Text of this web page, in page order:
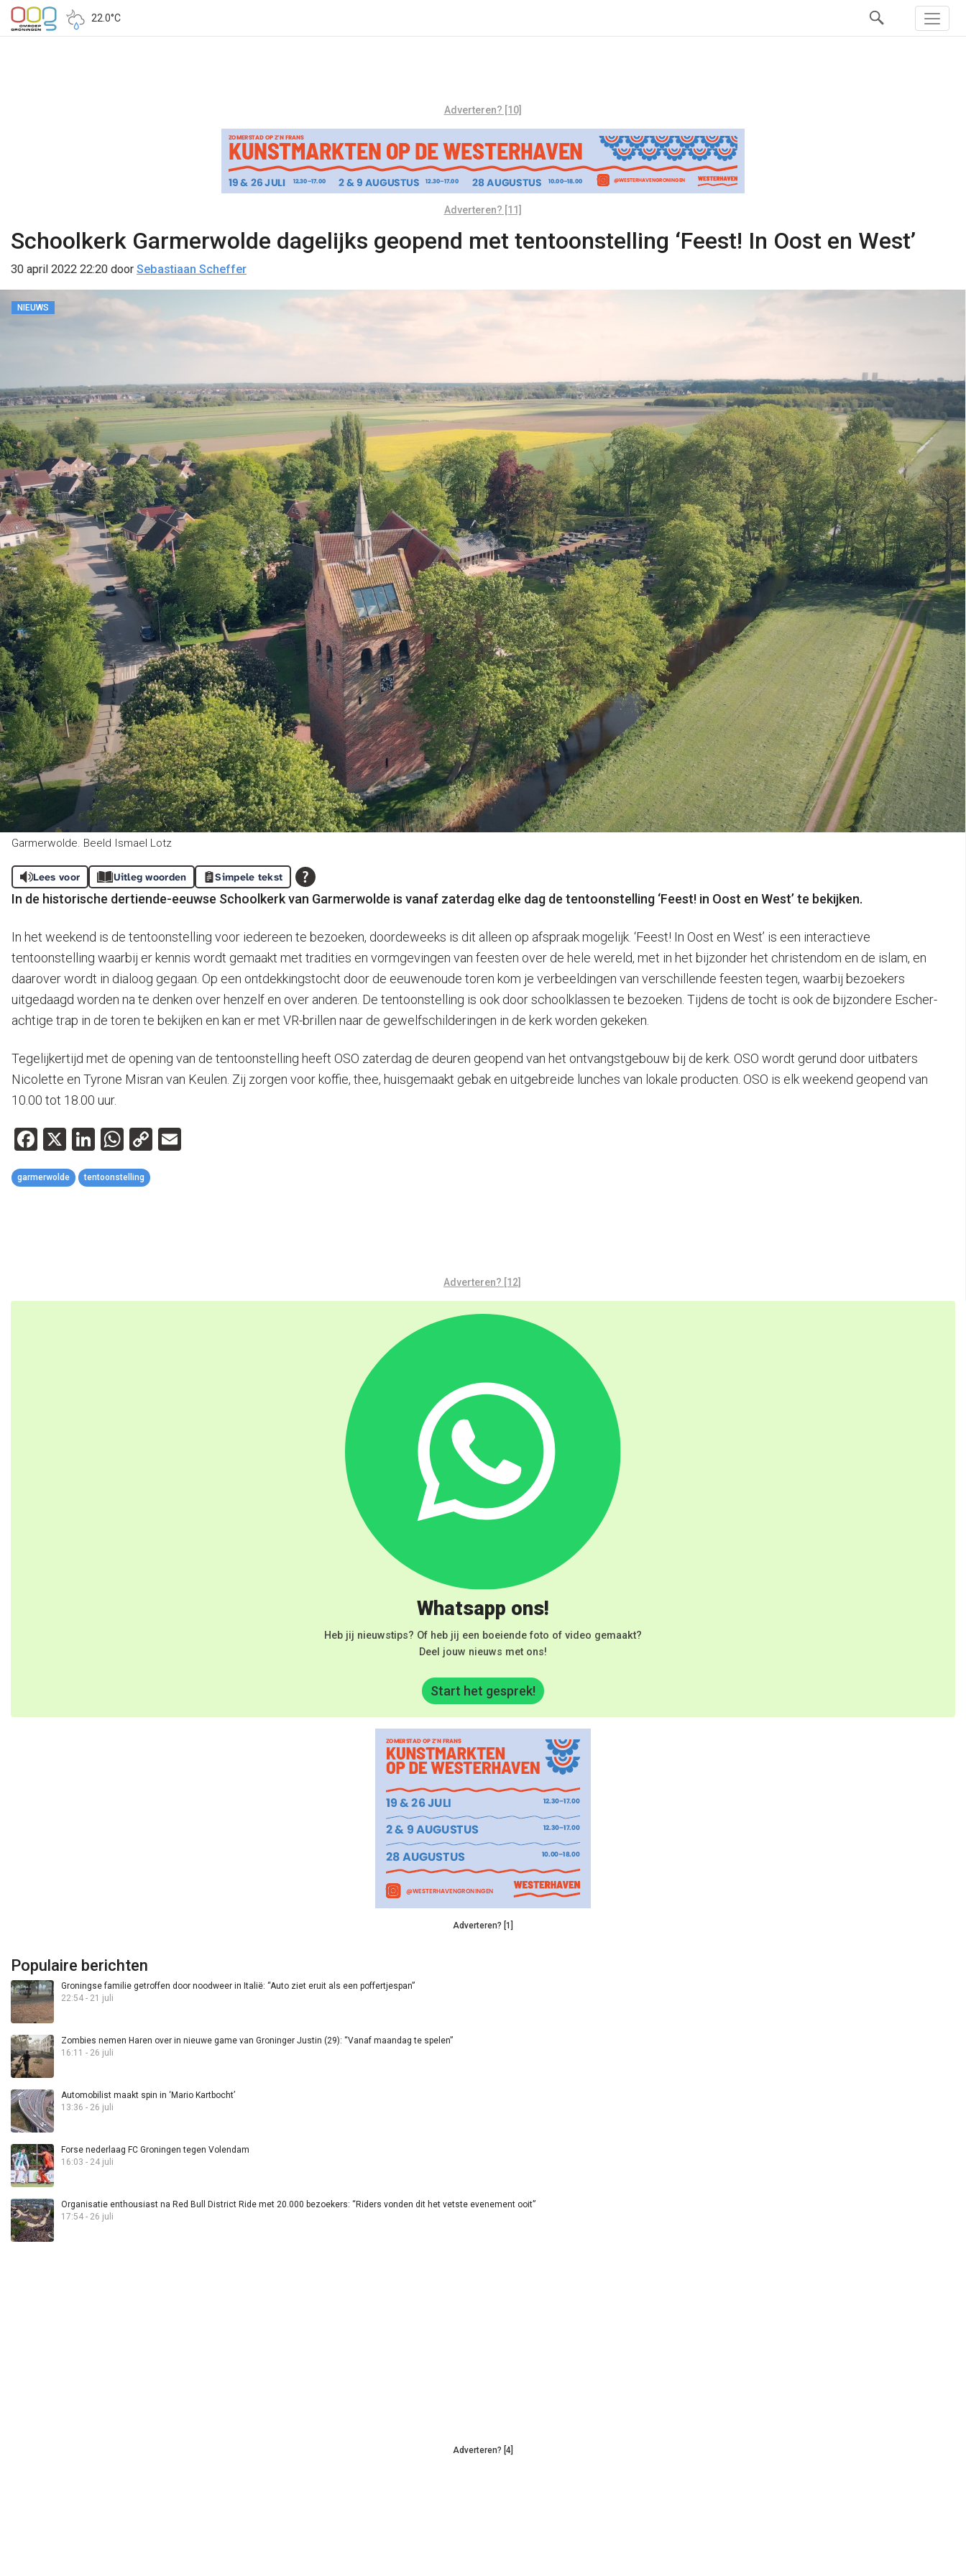
22.0°C
Adverteren? [10]
Adverteren? [11]
Schoolkerk Garmerwolde dagelijks geopend met tentoonstelling ‘Feest! In Oost en West’
30 april 2022 22:20 door Sebastiaan Scheffer
NIEUWS
Garmerwolde. Beeld Ismael Lotz
Lees voor Uitleg woorden Simpele tekst
In de historische dertiende-eeuwse Schoolkerk van Garmerwolde is vanaf zaterdag elke dag de tentoonstelling ‘Feest! in Oost en West’ te bekijken.
In het weekend is de tentoonstelling voor iedereen te bezoeken, doordeweeks is dit alleen op afspraak mogelijk. ‘Feest! In Oost en West’ is een interactieve
tentoonstelling waarbij er kennis wordt gemaakt met tradities en vormgevingen van feesten over de hele wereld, met in het bijzonder het christendom en de islam, en
daarover wordt in dialoog gegaan. Op een ontdekkingstocht door de eeuwenoude toren kom je verbeeldingen van verschillende feesten tegen, waarbij bezoekers
uitgedaagd worden na te denken over henzelf en over anderen. De tentoonstelling is ook door schoolklassen te bezoeken. Tijdens de tocht is ook de bijzondere Escher-
achtige trap in de toren te bekijken en kan er met VR-brillen naar de gewelfschilderingen in de kerk worden gekeken.
Tegelijkertijd met de opening van de tentoonstelling heeft OSO zaterdag de deuren geopend van het ontvangstgebouw bij de kerk. OSO wordt gerund door uitbaters
Nicolette en Tyrone Misran van Keulen. Zij zorgen voor koffie, thee, huisgemaakt gebak en uitgebreide lunches van lokale producten. OSO is elk weekend geopend van
10.00 tot 18.00 uur.
Facebook
X LinkedIn
WhatsApp
Copy
garmerwolde tentoonstelling
Adverteren? [12]
Whatsapp ons!
Heb jij nieuwstips? Of heb jij een boeiende foto of video gemaakt?
Deel jouw nieuws met ons!
Start het gesprek!
Adverteren? [1]
Populaire berichten
Groningse familie getroffen door noodweer in Italië: “Auto ziet eruit als een poffertjespan”
22:54 - 21 juli
Zombies nemen Haren over in nieuwe game van Groninger Justin (29): “Vanaf maandag te spelen”
16:11 - 26 juli
Automobilist maakt spin in ‘Mario Kartbocht’
13:36 - 26 juli
Forse nederlaag FC Groningen tegen Volendam
16:03 - 24 juli
Organisatie enthousiast na Red Bull District Ride met 20.000 bezoekers: “Riders vonden dit het vetste evenement ooit”
17:54 - 26 juli
Adverteren? [4]